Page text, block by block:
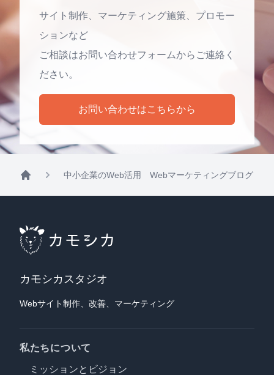
サイト制作、マーケティング施策、プロモー
ションなど
ご相談はお問い合わせフォームからご連絡く
ださい。
お問い合わせはこちらから
中小企業のWeb活用 Webマーケティングブログ
カモシカスタジオ
Webサイト制作、改善、マーケティング
私たちについて
ミッションとビジョン